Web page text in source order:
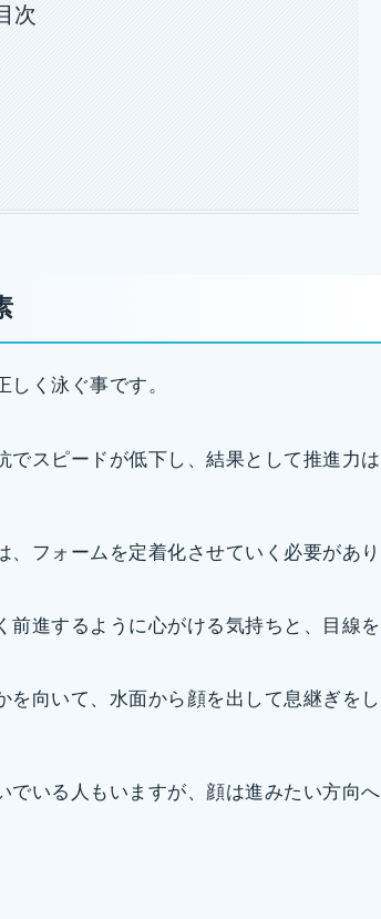
次
く泳ぐ事です。
スピードが低下し、結果として推進力は
フォームを定着化させていく必要があり
進するように心がける気持ちと、目線を
向いて、水面から顔を出して息継ぎをし
いる人もいますが、顔は進みたい方向へ